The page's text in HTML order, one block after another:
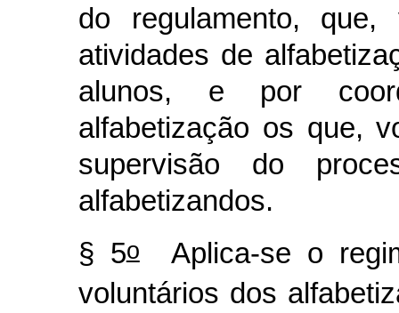
do regulamento, que,
atividades de
alunos, e por
alfabetização os que,
supervisão do
alfabetizandos.
§ 5oAplica-se o
voluntários dos